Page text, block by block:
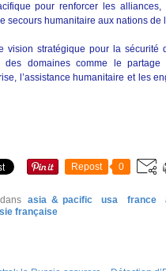
pour renforcer les
secours humanitaire aux nations de
vision stratégique pour la sécurité
domaines comme le partage
l’assistance humanitaire et les
Repost 0
dans asia & pacific usa france
française